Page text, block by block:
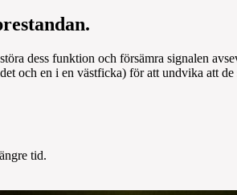
dess funktion och försämra signalen
och en i en västficka) för att undvika att de
tid.